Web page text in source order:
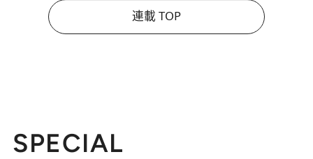
連載 TOP
SPECIAL